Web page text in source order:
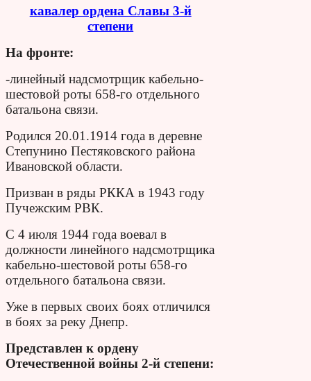
кавалер ордена Славы 3-й
степени
На фронте:
-линейный надсмотрщик кабельно-
шестовой роты 658-го отдельного
батальона связи.
Родился 20.01.1914 года в деревне
Степунино Пестяковского района
Ивановской области.
Призван в ряды РККА в 1943 году
Пучежским РВК.
С 4 июля 1944 года воевал в
должности линейного надсмотрщика
кабельно-шестовой роты 658-го
отдельного батальона связи.
Уже в первых своих боях отличился
в боях за реку Днепр.
Представлен к ордену
Отечественной войны 2-й степени: